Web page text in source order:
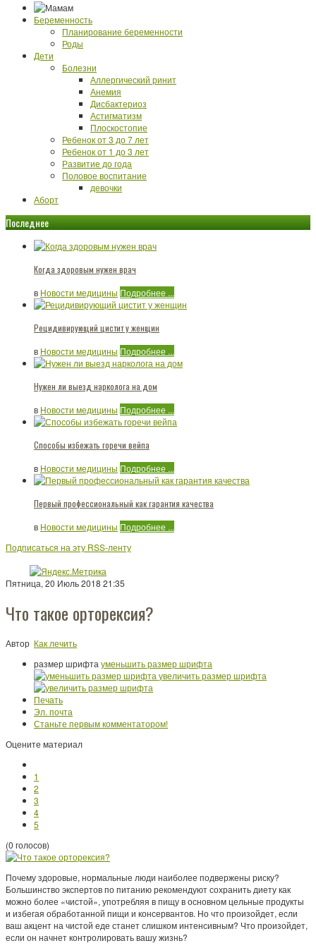
Беременность
Планирование беременности
Роды
Дети
Болезни
Аллергический ринит
Анемия
Дисбактериоз
Астигматизм
Плоскостопие
Ребенок от 3 до 7 лет
Ребенок от 1 до 3 лет
Развитие до года
Половое воспитание
девочки
Аборт
Последнее
Когда здоровым нужен врач
в Новости медицины Подробнее ...
Рецидивирующий цистит у женщин
в Новости медицины Подробнее ...
Нужен ли выезд нарколога на дом
в Новости медицины Подробнее ...
Способы избежать горечи вейпа
в Новости медицины Подробнее ...
Первый профессиональный как гарантия качества
в Новости медицины Подробнее ...
Подписаться на эту RSS-ленту
Пятница, 20 Июль 2018 21:35
Что такое орторексия?
Автор Как лечить
размер шрифта уменьшить размер шрифта
увеличить размер шрифта
Печать
Эл. почта
Станьте первым комментатором!
Оцените материал
1
2
3
4
5
(0 голосов)
Почему здоровые, нормальные люди наиболее подвержены риску?
Большинство экспертов по питанию рекомендуют сохранить диету как
можно более «чистой», употребляя в пищу в основном цельные продукты
и избегая обработанной пищи и консервантов. Но что произойдет, если
ваш акцент на чистой еде станет слишком интенсивным? Что произойдет,
если он начнет контролировать вашу жизнь?